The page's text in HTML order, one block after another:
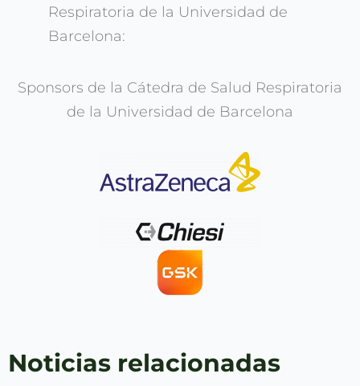
Respiratoria de la Universidad de
Barcelona:
Sponsors de la Cátedra de Salud Respiratoria
de la Universidad de Barcelona
Noticias relacionadas